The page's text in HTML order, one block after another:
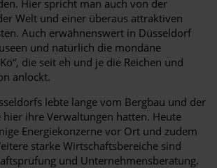
Hier spricht man auch von der
Welt und einer überaus attraktiven
Auch erwähnenswert in Düsseldorf
und natürlich die mondäne
die seit eh und je die Reichen und
anlockt.
lebte lange vom Bergbau und der
ihre Verwaltungen hatten. Heute
Energiekonzerne vor Ort und zudem
starke Wirtschaftsbereiche sind
und Unternehmensberatung.